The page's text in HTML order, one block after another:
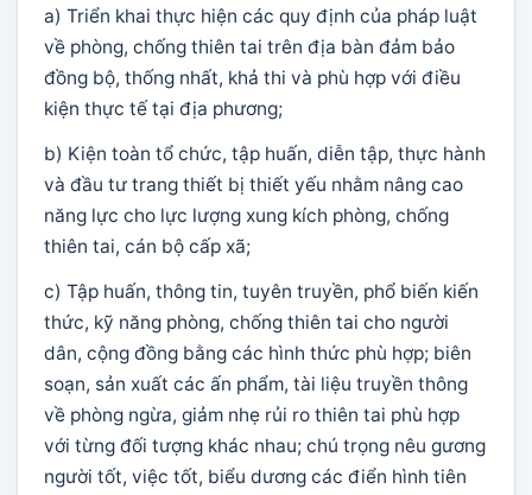
a) Triển khai thực hiện các quy định của pháp luật
về phòng, chống thiên tai trên địa bàn đảm bảo
đồng bộ, thống nhất, khả thi và phù hợp với điều
kiện thực tế tại địa phương;
b) Kiện toàn tổ chức, tập huấn, diễn tập, thực hành
và đầu tư trang thiết bị thiết yếu nhằm nâng cao
năng lực cho lực lượng xung kích phòng, chống
thiên tai, cán bộ cấp xã;
c) Tập huấn, thông tin, tuyên truyền, phổ biến kiến
thức, kỹ năng phòng, chống thiên tai cho người
dân, cộng đồng bằng các hình thức phù hợp; biên
soạn, sản xuất các ấn phẩm, tài liệu truyền thông
về phòng ngừa, giảm nhẹ rủi ro thiên tai phù hợp
với từng đối tượng khác nhau; chú trọng nêu gương
người tốt, việc tốt, biểu dương các điển hình tiên